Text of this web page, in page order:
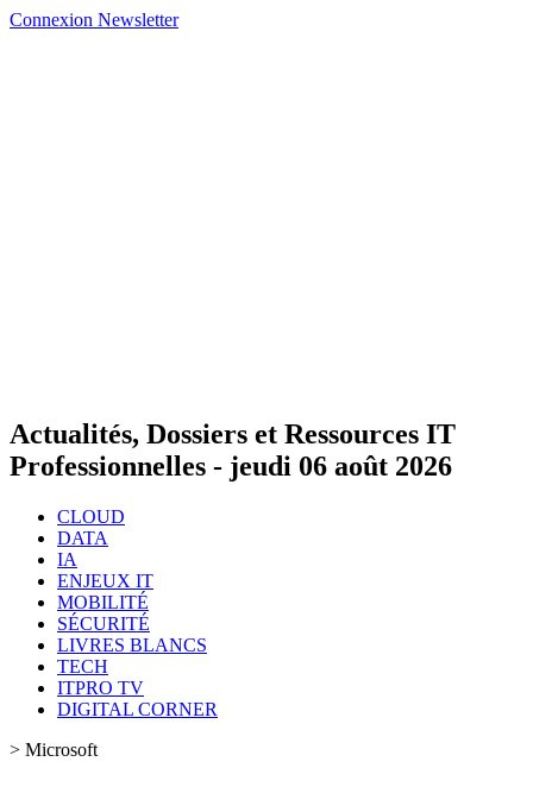
Connexion Newsletter
Actualités, Dossiers et Ressources IT
Professionnelles - jeudi 06 août 2026
CLOUD
DATA
IA
ENJEUX IT
MOBILITÉ
SÉCURITÉ
LIVRES BLANCS
TECH
ITPRO TV
DIGITAL CORNER
> Microsoft